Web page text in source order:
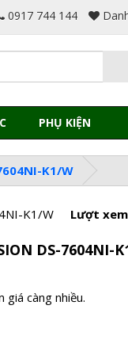
0917 744 144
PHỤ KIỆN
K1/W
K1/W Lượt
DS-7604NI-
giá càng nhiều.